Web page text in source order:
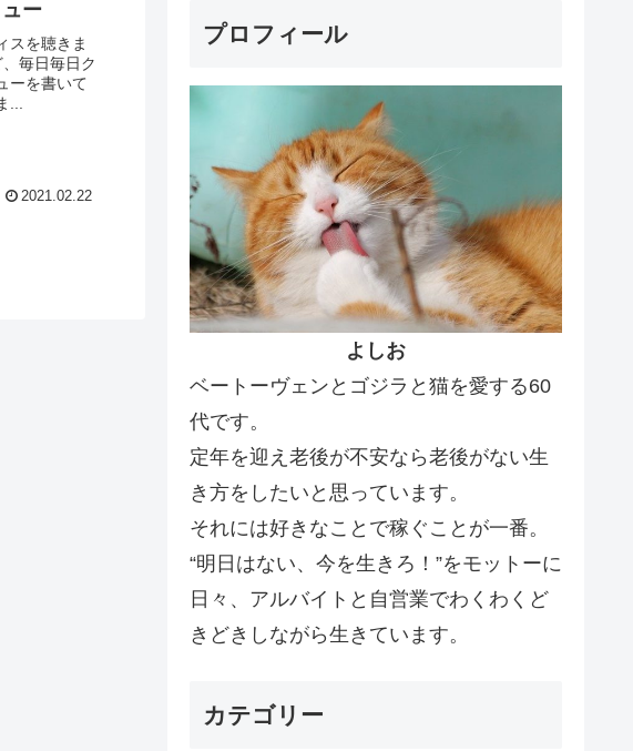
ー
スを聴きま
毎日毎日ク
ーを書いて
2021.02.22
プロフィール
よしお
ベートーヴェンとゴジラと猫を愛する60
代です。
定年を迎え老後が不安なら老後がない生
き方をしたいと思っています。
それには好きなことで稼ぐことが一番。
“明日はない、今を生きろ！”をモットーに
日々、アルバイトと自営業でわくわくど
きどきしながら生きています。
カテゴリー